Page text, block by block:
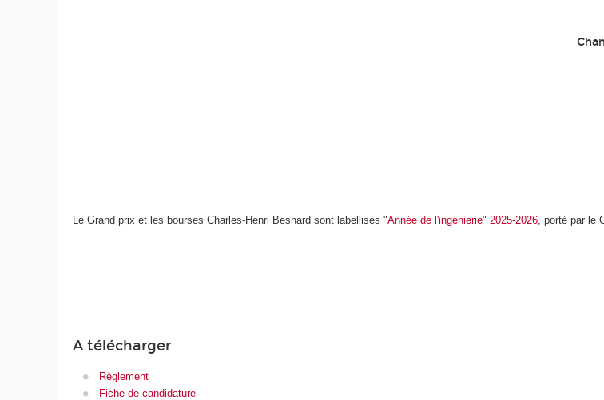
Le Grand prix et les bourses Charles-Henri Besnard sont labellisés "Année de l'ingénierie" 2025-2026, porté par le
A télécharger
Règlement
Fiche de candidature